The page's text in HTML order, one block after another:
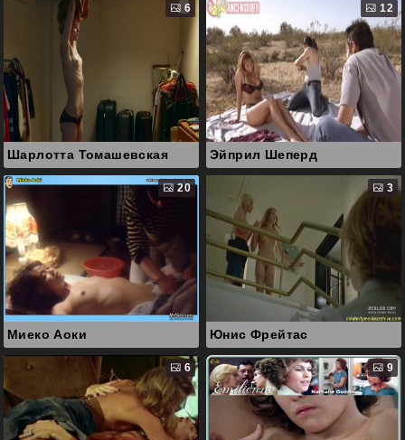
6
Шарлотта Томашевская
12
Эйприл Шеперд
20
Миеко Аоки
3
Юнис Фрейтас
6 9